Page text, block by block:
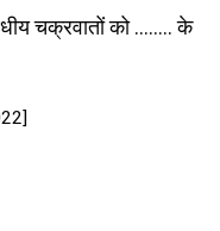
चक्रवातों को …….. के